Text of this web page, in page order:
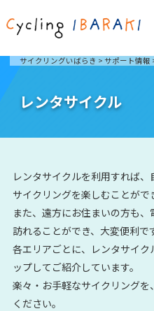
サイクリングいばらき > サポート情報
レンタサイクル
レンタサイクルを利用すれば
サイクリングを楽しむことがで
また、遠方にお住まいの方も
訪れることができ、大変便利で
各エリアごとに、レンタサイ
ップしてご紹介しています。
楽々・お手軽なサイクリング
ください。